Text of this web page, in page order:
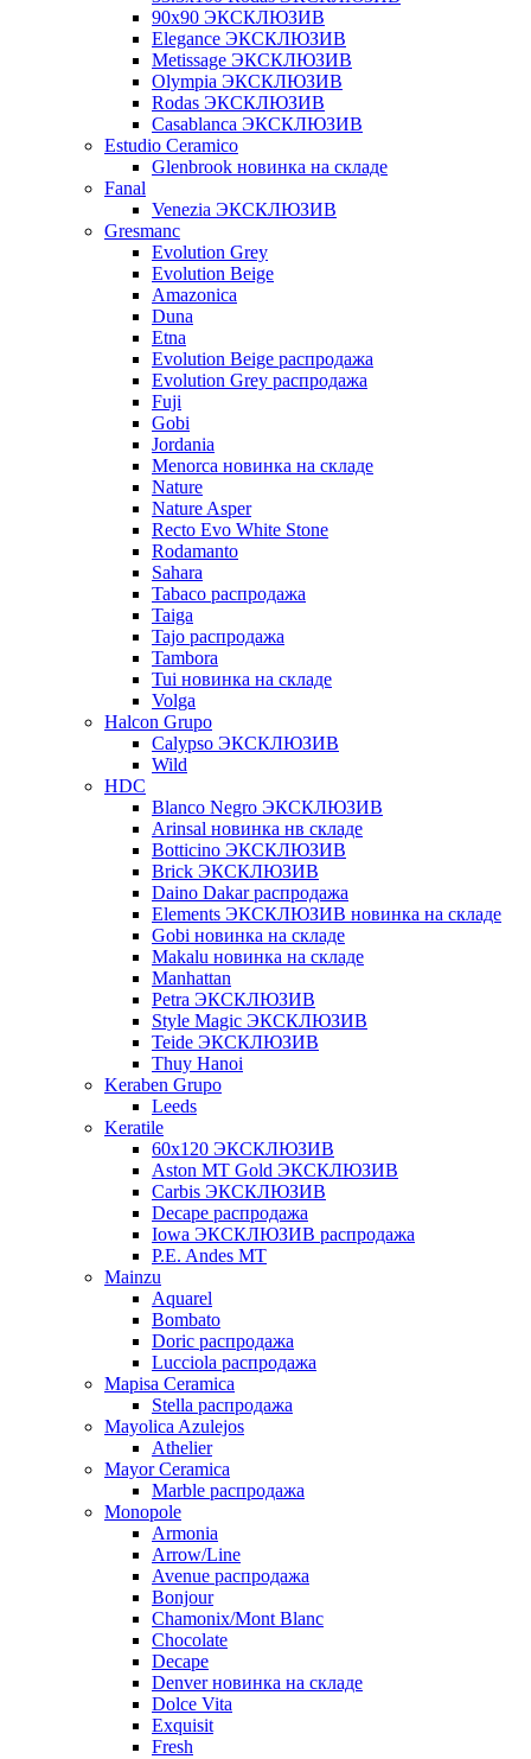
90x90 ЭКСКЛЮЗИВ
Elegance ЭКСКЛЮЗИВ
Metissage ЭКСКЛЮЗИВ
Olympia ЭКСКЛЮЗИВ
Rodas ЭКСКЛЮЗИВ
Сasablanca ЭКСКЛЮЗИВ
Estudio Ceramico
Glenbrook новинка на складе
Fanal
Venezia ЭКСКЛЮЗИВ
Gresmanc
Evolution Grey
Evolution Beige
Amazonica
Duna
Etna
Evolution Beige распродажа
Evolution Grey распродажа
Fuji
Gobi
Jordania
Menorca новинка на складе
Nature
Nature Asper
Recto Evo White Stone
Rodamanto
Sahara
Tabaco распродажа
Taiga
Tajo распродажа
Tambora
Tui новинка на складе
Volga
Halcon Grupo
Calypso ЭКСКЛЮЗИВ
Wild
HDC
Blanco Negro ЭКСКЛЮЗИВ
Arinsal новинка нв складе
Botticino ЭКСКЛЮЗИВ
Brick ЭКСКЛЮЗИВ
Daino Dakar распродажа
Elements ЭКСКЛЮЗИВ новинка на складе
Gobi новинка на складе
Makalu новинка на складе
Manhattan
Petra ЭКСКЛЮЗИВ
Style Magic ЭКСКЛЮЗИВ
Teide ЭКСКЛЮЗИВ
Thuy Hanoi
Keraben Grupo
Leeds
Keratile
60х120 ЭКСКЛЮЗИВ
Aston MT Gold ЭКСКЛЮЗИВ
Carbis ЭКСКЛЮЗИВ
Decape распродажа
Iowa ЭКСКЛЮЗИВ распродажа
P.E. Andes MT
Mainzu
Aquarel
Bombato
Doric распродажа
Lucciola распродажа
Mapisa Ceramica
Stella распродажа
Mayolica Azulejos
Athelier
Mayor Ceramica
Marble распродажа
Monopole
Armonia
Arrow/Line
Avenue распродажа
Bonjour
Chamonix/Mont Blanc
Chocolate
Decape
Denver новинка на складе
Dolce Vita
Exquisit
Fresh